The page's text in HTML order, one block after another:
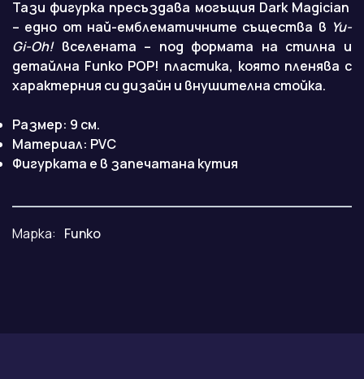
Тази фигурка пресъздава могъщия Dark Magician
– едно от най-емблематичните същества в Yu-
Gi-Oh!вселената – под формата на стилна и
детайлна Funko POP! пластика, която пленява с
характерния си дизайн и внушителна стойка.
Размер: 9 см.
Maтериал: PVC
Фигурката е в запечатана кутия
Марка: Funko